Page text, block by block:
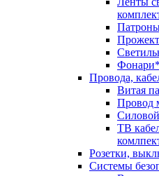
Провода,
Витая
Провод
ТВ
Розетки,
Системы